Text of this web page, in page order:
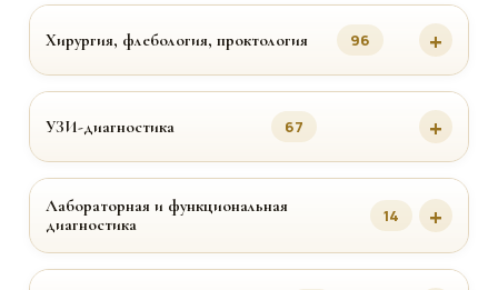
Хирургия, флебология, проктология 96
УЗИ-диагностика 67
Лабораторная и функциональная
диагностика
14